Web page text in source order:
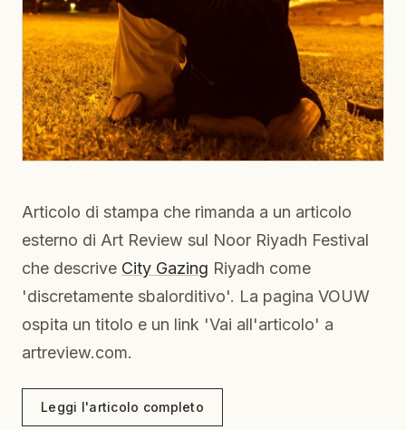
Articolo di stampa che rimanda a un articolo
esterno di Art Review sul Noor Riyadh Festival
che descrive City Gazing Riyadh come
'discretamente sbalorditivo'. La pagina VOUW
ospita un titolo e un link 'Vai all'articolo' a
artreview.com.
Leggi l'articolo completo